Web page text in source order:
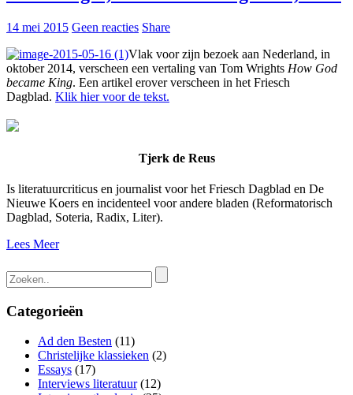
14 mei 2015 Geen reacties Share
Vlak voor zijn bezoek aan Nederland, in
oktober 2014, verscheen een vertaling van Tom Wrights How God
became King. Een artikel erover verscheen in het Friesch
Dagblad. Klik hier voor de tekst.
Tjerk de Reus
Is literatuurcriticus en journalist voor het Friesch Dagblad en De
Nieuwe Koers en incidenteel voor andere bladen (Reformatorisch
Dagblad, Soteria, Radix, Liter).
Lees Meer
Categorieën
Ad den Besten (11)
Christelijke klassieken (2)
Essays (17)
Interviews literatuur(12)